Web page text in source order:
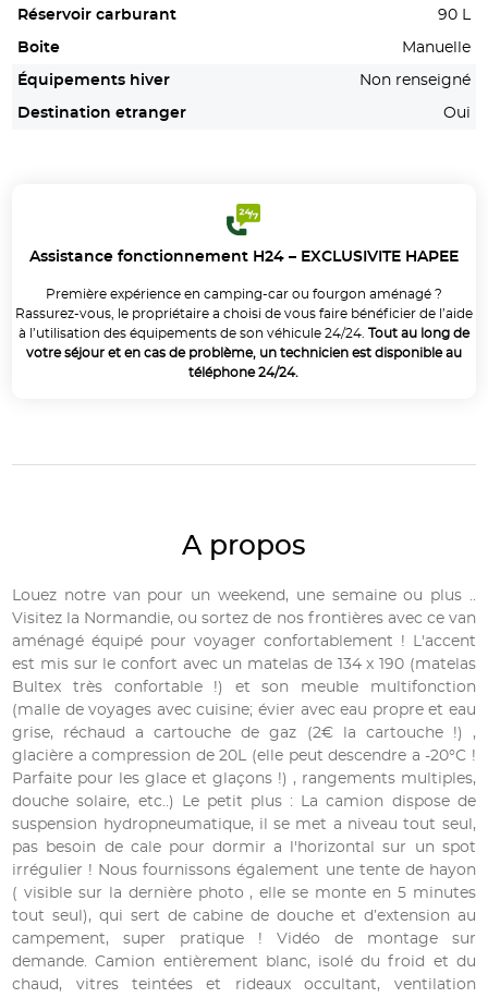
Réservoir carburant 90 L
Boite Manuelle
Équipements hiver Non renseigné
Destination etranger Oui
Assistance fonctionnement H24 – EXCLUSIVITE HAPEE
Première expérience en camping-car ou fourgon aménagé ?
Rassurez-vous, le propriétaire a choisi de vous faire bénéficier de l’aide
à l’utilisation des équipements de son véhicule 24/24.
Tout au long de
votre séjour et en cas de problème, un technicien est disponible au
téléphone 24/24.
A propos
Louez notre van pour un weekend, une semaine ou plus ..
Visitez la Normandie, ou sortez de nos frontières avec ce van
aménagé équipé pour voyager confortablement ! L'accent
est mis sur le confort avec un matelas de 134 x 190 (matelas
Bultex très confortable !) et son meuble multifonction
(malle de voyages avec cuisine; évier avec eau propre et eau
grise, réchaud a cartouche de gaz (2€ la cartouche !) ,
glacière a compression de 20L (elle peut descendre a -20°C !
Parfaite pour les glace et glaçons !) , rangements multiples,
douche solaire, etc..) Le petit plus : La camion dispose de
suspension hydropneumatique, il se met a niveau tout seul,
pas besoin de cale pour dormir a l'horizontal sur un spot
irrégulier ! Nous fournissons également une tente de hayon
( visible sur la dernière photo , elle se monte en 5 minutes
tout seul), qui sert de cabine de douche et d’extension au
campement, super pratique ! Vidéo de montage sur
demande. Camion entièrement blanc, isolé du froid et du
chaud, vitres teintées et rideaux occultant, ventilation